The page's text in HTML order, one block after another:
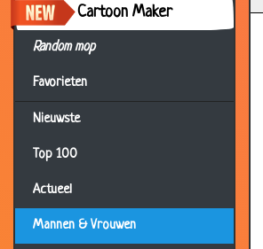
Cartoon Maker
Random mop
Favorieten
Nieuwste
Top 100
Actueel
Mannen & Vrouwen